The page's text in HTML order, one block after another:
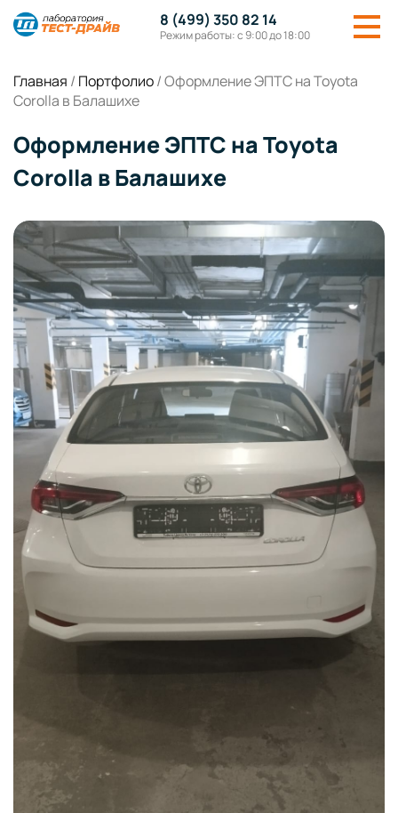
8 (499) 350 82 14
Режим работы: с 9:00 до 18:00
Главная / Портфолио/Оформление ЭПТС на Toyota
Corolla в Балашихе
Оформление ЭПТС на Toyota
Corolla в Балашихе